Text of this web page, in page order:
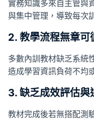
實務知識多來自主管與
與集中管理，導致每次
2. 教學流程無章可
多數內訓教材缺乏系統
造成學習資訊負荷不均
3. 缺乏成效評估與
教材完成後若無搭配測